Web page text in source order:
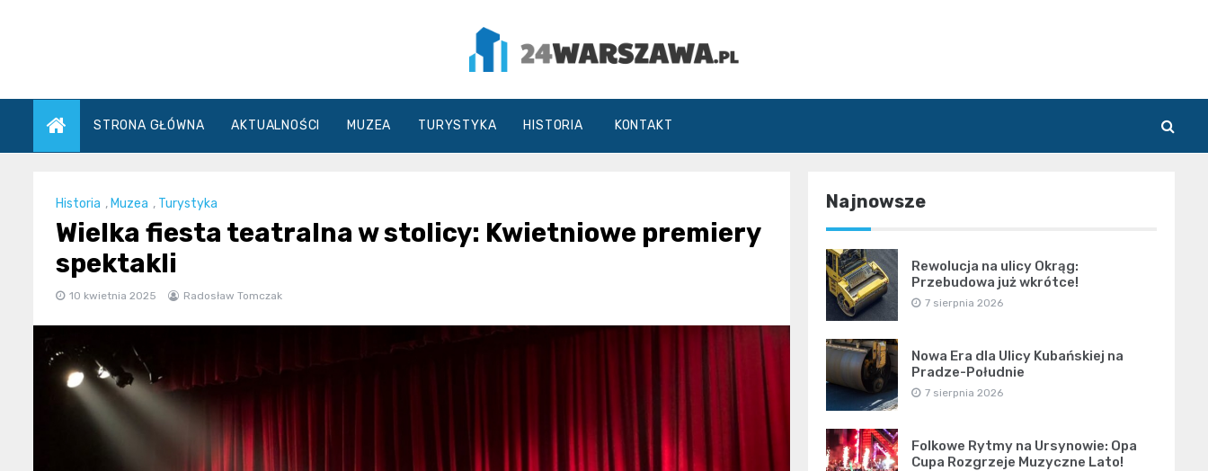
24Warszawa.pl
STRONA GŁÓWNA AKTUALNOŚCI MUZEA TURYSTYKA HISTORIA KONTAKT
Historia , Muzea , Turystyka
Wielka fiesta teatralna w stolicy: Kwietniowe premiery
spektakli
10 kwietnia 2025 Radosław Tomczak
Najnowsze
Rewolucja na ulicy Okrąg:
Przebudowa już wkrótce!
7 sierpnia 2026
Nowa Era dla Ulicy Kubańskiej na
Pradze-Południe
7 sierpnia 2026
Folkowe Rytmy na Ursynowie: Opa
Cupa Rozgrzeje Muzyczne Lato!